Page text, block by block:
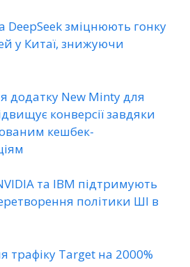
DeepSeek зміцнюють гонку
у Китаї, знижуючи
додатку New Minty для
конверсії завдяки
кешбек-
та IBM підтримують
політики ШІ в
трафіку Target на 2000%